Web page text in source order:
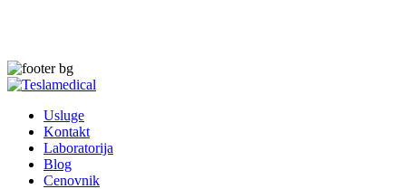
Usluge
Kontakt
Laboratorija
Blog
Cenovnik